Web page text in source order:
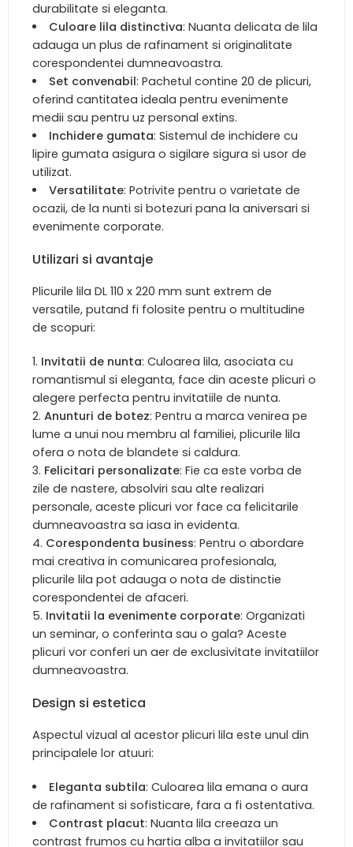
durabilitate si eleganta.
Culoare lila distinctiva: Nuanta delicata de lila
adauga un plus de rafinament si originalitate
corespondentei dumneavoastra.
Set convenabil: Pachetul contine 20 de plicuri,
oferind cantitatea ideala pentru evenimente
medii sau pentru uz personal extins.
Inchidere gumata: Sistemul de inchidere cu
lipire gumata asigura o sigilare sigura si usor de
utilizat.
Versatilitate: Potrivite pentru o varietate de
ocazii, de la nunti si botezuri pana la aniversari si
evenimente corporate.
Utilizari si avantaje
Plicurile lila DL 110 x 220 mm sunt extrem de
versatile, putand fi folosite pentru o multitudine
de scopuri:
Invitatii de nunta: Culoarea lila, asociata cu
romantismul si eleganta, face din aceste plicuri o
alegere perfecta pentru invitatiile de nunta.
Anunturi de botez: Pentru a marca venirea pe
lume a unui nou membru al familiei, plicurile lila
ofera o nota de blandete si caldura.
Felicitari personalizate: Fie ca este vorba de
zile de nastere, absolviri sau alte realizari
personale, aceste plicuri vor face ca felicitarile
dumneavoastra sa iasa in evidenta.
Corespondenta business: Pentru o abordare
mai creativa in comunicarea profesionala,
plicurile lila pot adauga o nota de distinctie
corespondentei de afaceri.
Invitatii la evenimente corporate: Organizati
un seminar, o conferinta sau o gala? Aceste
plicuri vor conferi un aer de exclusivitate invitatiilor
dumneavoastra.
Design si estetica
Aspectul vizual al acestor plicuri lila este unul din
principalele lor atuuri:
Eleganta subtila: Culoarea lila emana o aura
de rafinament si sofisticare, fara a fi ostentativa.
Contrast placut: Nuanta lila creeaza un
contrast frumos cu hartia alba a invitatiilor sau